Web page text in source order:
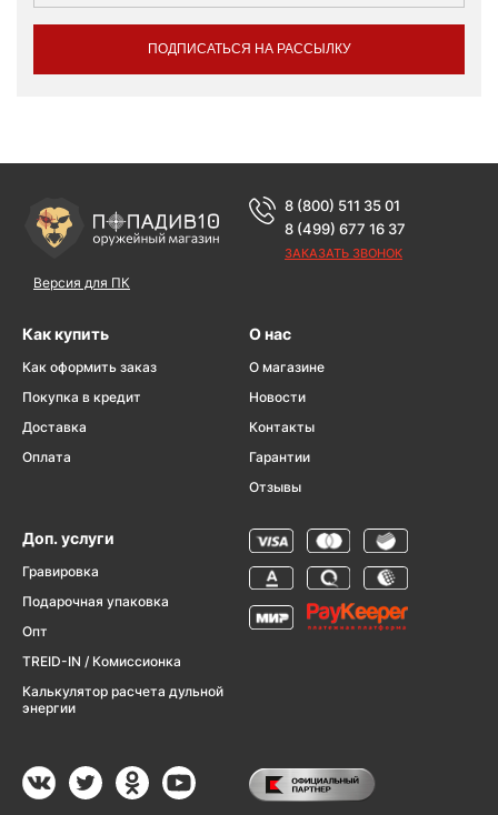
ПОДПИСАТЬСЯ НА РАССЫЛКУ
Версия для ПК
8 (800) 511 35 01
8 (499) 677 16 37
ЗАКАЗАТЬ ЗВОНОК
Как купить
Как оформить заказ
Покупка в кредит
Доставка
Оплата
О нас
О магазине
Новости
Контакты
Гарантии
Отзывы
Доп. услуги
Гравировка
Подарочная упаковка
Опт
TREID-IN / Комиссионка
Калькулятор расчета дульной
энергии